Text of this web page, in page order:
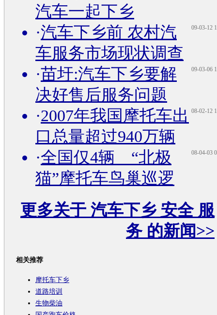
汽车一起下乡
09-03-12
·汽车下乡前 农村汽
车服务市场现状调查
09-03-06
·苗圩:汽车下乡要解
决好售后服务问题
08-02-12
·2007年我国摩托车出
口总量超过940万辆
08-04-03
·全国仅4辆 “北极
猫”摩托车鸟巢巡逻
更多关于 汽车下乡 安全 服
务的新闻>>
相关推荐
摩托车下乡
道路培训
生物柴油